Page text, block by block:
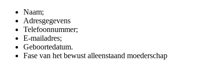
Naam;
Adresgegevens
Telefoonnummer;
E-mailadres;
Geboortedatum.
Fase van het bewust alleenstaand moederschap